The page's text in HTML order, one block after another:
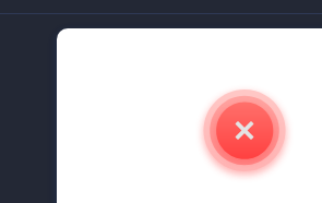
Hakkımızda
İletişim
Kariyer